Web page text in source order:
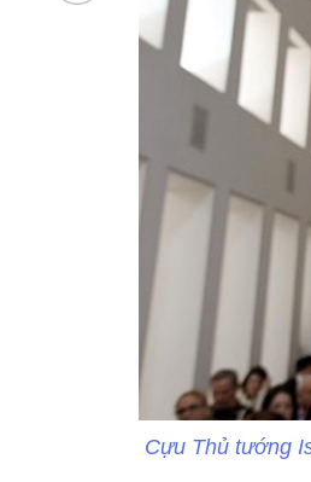
Cựu Thủ tướng